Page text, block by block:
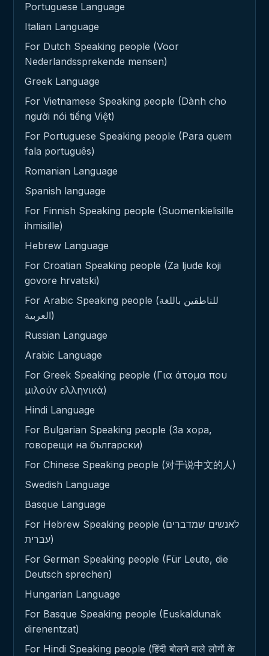
Portuguese Language
Italian Language
For Dutch Speaking people (Voor
Nederlandssprekende mensen)
Greek Language
For Vietnamese Speaking people (Dành cho
người nói tiếng Việt)
For Portuguese Speaking people (Para quem
fala português)
Romanian Language
Spanish language
For Finnish Speaking people (Suomenkielisille
ihmisille)
Hebrew Language
For Croatian Speaking people (Za ljude koji
govore hrvatski)
For Arabic Speaking people (للناطقين باللغة
العربية)
Russian Language
Arabic Language
For Greek Speaking people (Για άτομα που
μιλούν ελληνικά)
Hindi Language
For Bulgarian Speaking people (За хора,
говорещи на български)
For Chinese Speaking people (对于说中文的人)
Swedish Language
Basque Language
For Hebrew Speaking people (לאנשים שמדברים
עברית)
For German Speaking people (Für Leute, die
Deutsch sprechen)
Hungarian Language
For Basque Speaking people (Euskaldunak
direnentzat)
For Hindi Speaking people (हिंदी बोलने वाले लोगों के